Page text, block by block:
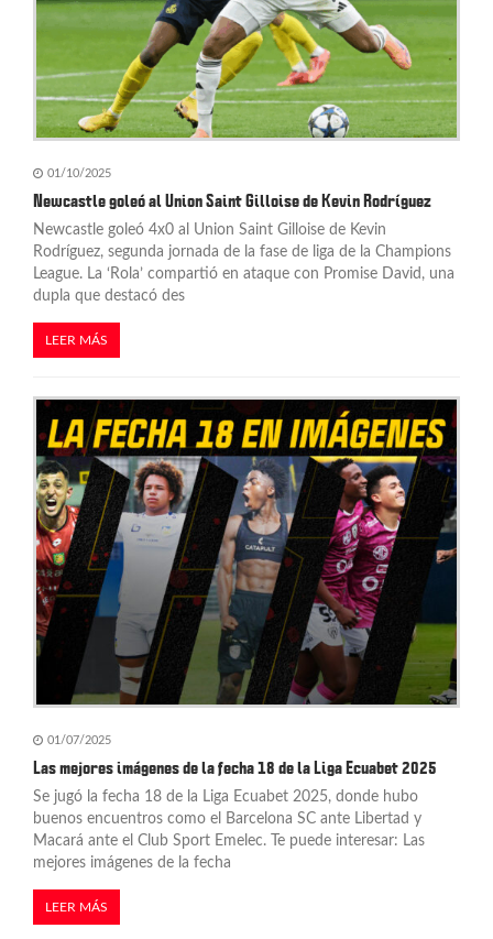
01/10/2025
Newcastle goleó al Union Saint Gilloise de Kevin Rodríguez
Newcastle goleó 4x0 al Union Saint Gilloise de Kevin
Rodríguez, segunda jornada de la fase de liga de la Champions
League. La ‘Rola’ compartió en ataque con Promise David, una
dupla que destacó des
LEER MÁS
01/07/2025
Las mejores imágenes de la fecha 18 de la Liga Ecuabet 2025
Se jugó la fecha 18 de la Liga Ecuabet 2025, donde hubo
buenos encuentros como el Barcelona SC ante Libertad y
Macará ante el Club Sport Emelec. Te puede interesar: Las
mejores imágenes de la fecha
LEER MÁS